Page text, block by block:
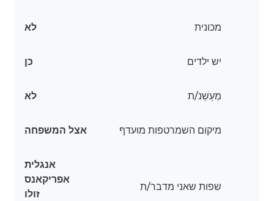
מכונית לא
יש ילדים כן
מְעַשֵׁנ/ת לא
מיקום השמרטפות מועדף אצל המשפחה
שפות שאני מדבר/ת
אנגלית
אפריקאנס
זולו